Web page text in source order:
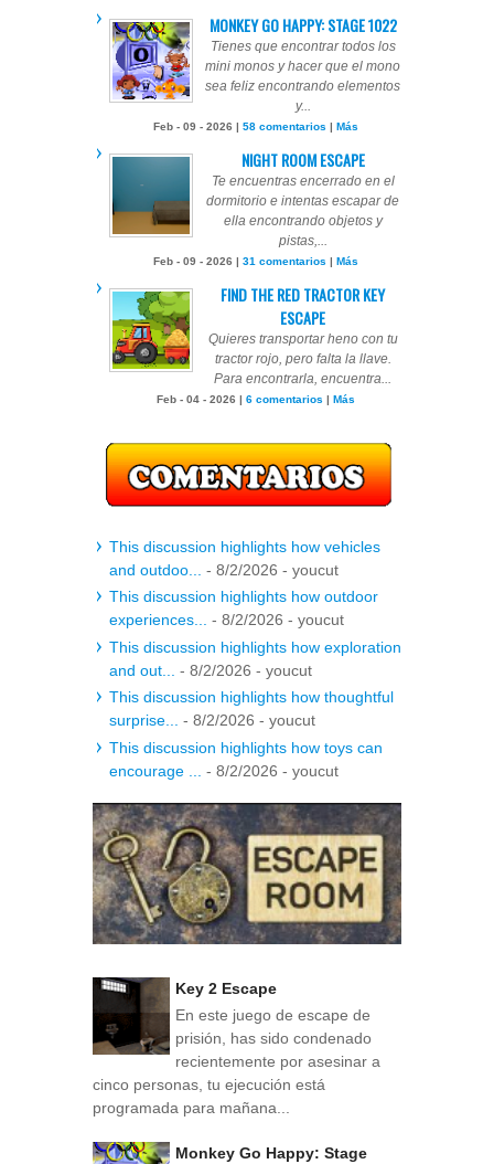
MONKEY GO HAPPY: STAGE 1022
Tienes que encontrar todos los
mini monos y hacer que el mono
sea feliz encontrando elementos
y...
Feb - 09 - 2026 | 58 comentarios | Más
NIGHT ROOM ESCAPE
Te encuentras encerrado en el
dormitorio e intentas escapar de
ella encontrando objetos y
pistas,...
Feb - 09 - 2026 | 31 comentarios | Más
FIND THE RED TRACTOR KEY
ESCAPE
Quieres transportar heno con tu
tractor rojo, pero falta la llave.
Para encontrarla, encuentra...
Feb - 04 - 2026 | 6 comentarios | Más
This discussion highlights how vehicles
and outdoo...
- 8/2/2026 - youcut
This discussion highlights how outdoor
experiences... - 8/2/2026 - youcut
This discussion highlights how exploration
and out...
- 8/2/2026 - youcut
This discussion highlights how thoughtful
surprise... - 8/2/2026 - youcut
This discussion highlights how toys can
encourage ...
- 8/2/2026 - youcut
Key 2 Escape
En este juego de escape de
prisión, has sido condenado
recientemente por asesinar a
cinco personas, tu ejecución está
programada para mañana...
Monkey Go Happy: Stage